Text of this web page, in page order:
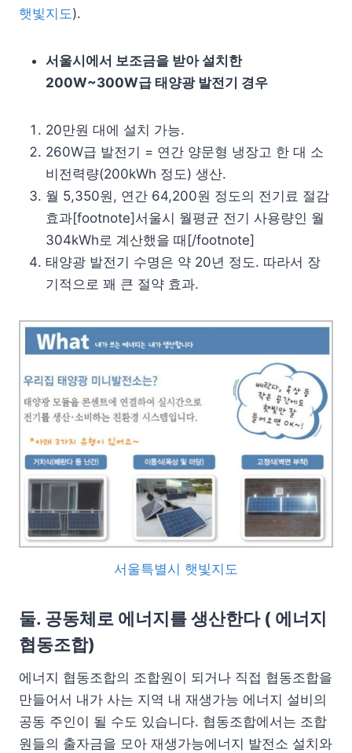
햇빛지도).
서울시에서 보조금을 받아 설치한
200W~300W급 태양광 발전기 경우
20만원 대에 설치 가능.
260W급 발전기 = 연간 양문형 냉장고 한 대 소
비전력량(200kWh 정도) 생산.
월 5,350원, 연간 64,200원 정도의 전기료 절감
효과[footnote]서울시 월평균 전기 사용량인 월
304kWh로 계산했을 때[/footnote]
태양광 발전기 수명은 약 20년 정도. 따라서 장
기적으로 꽤 큰 절약 효과.
서울특별시 햇빛지도
둘. 공동체로 에너지를 생산한다 ( 에너지
협동조합)
에너지 협동조합의 조합원이 되거나 직접 협동조합을
만들어서 내가 사는 지역 내 재생가능 에너지 설비의
공동 주인이 될 수도 있습니다. 협동조합에서는 조합
원들의 출자금을 모아 재생가능에너지 발전소 설치와